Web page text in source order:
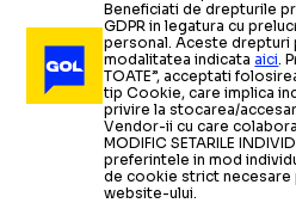
Beneficiati de drepturile
GDPR in legatura cu
personal. Aceste
modalitatea indicataaici.
TOATE”, acceptati
tip Cookie, care implica
privire la stocarea/
Vendor-ii cu care
MODIFIC SETARILE
preferintele in mod
de cookie strict necesare
website-ului.